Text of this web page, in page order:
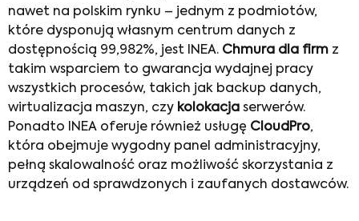
nawet na polskim rynku – jednym z podmiotów,
które dysponują własnym centrum danych z
dostępnością 99,982%, jest INEA. Chmura dla firm z
takim wsparciem to gwarancja wydajnej pracy
wszystkich procesów, takich jak backup danych,
wirtualizacja maszyn, czy kolokacja serwerów.
Ponadto INEA oferuje również usługę CloudPro,
która obejmuje wygodny panel administracyjny,
pełną skalowalność oraz możliwość skorzystania z
urządzeń od sprawdzonych i zaufanych dostawców.